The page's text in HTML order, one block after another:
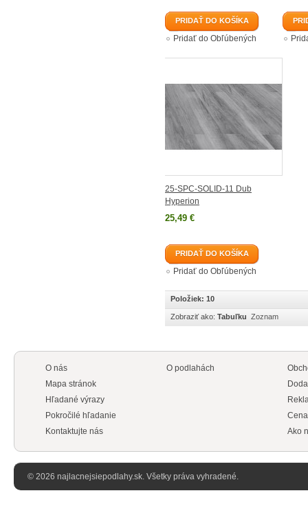
PRIDAŤ DO KOŠÍKA
Pridať do Obľúbených
25-SPC-SOLID-11 Dub
Hyperion
25,49 €
PRIDAŤ DO KOŠÍKA
Pridať do Obľúbených
Položiek: 10
Zobraziť ako: Tabuľku Zoznam
O nás
Mapa stránok
Hľadané výrazy
Pokročilé hľadanie
Kontaktujte nás
O podlahách
Ako
© 2026 najlacnejsiepodlahy.sk. Všetky práva vyhradené.